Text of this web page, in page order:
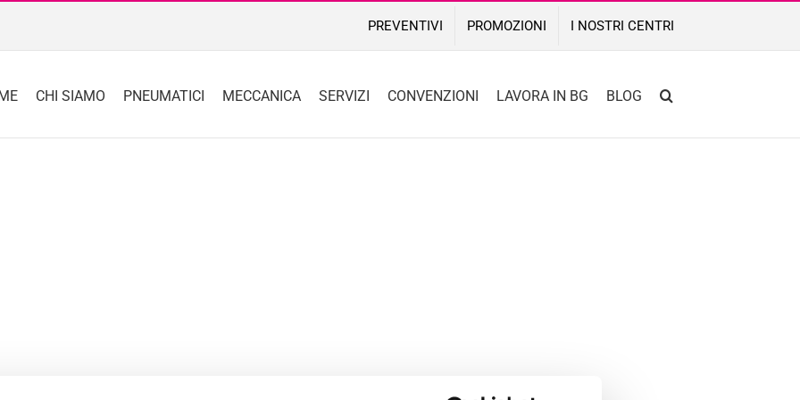
PREVENTIVI PROMOZIONI I NOSTRI CENTRI
CHI SIAMO PNEUMATICI MECCANICA SERVIZI CONVENZIONI LAVORA IN BG BLOG